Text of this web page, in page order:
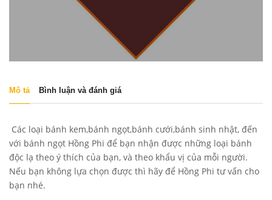
Mô tả Bình luận và đánh giá
Các loại bánh kem,bánh ngọt,bánh cưới,bánh sinh nhật, đến
với bánh ngọt Hồng Phi để bạn nhận được những loại bánh
độc lạ theo ý thích của bạn, và theo khẩu vị của mỗi người.
Nếu bạn không lựa chọn được thì hãy để Hồng Phi tư vấn cho
bạn nhé.